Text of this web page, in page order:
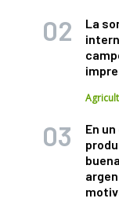
La
En